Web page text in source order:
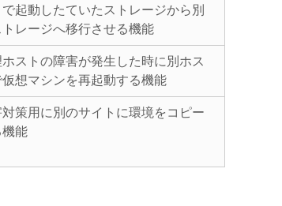
起動したていたストレージから別
レージへ移行させる機能
ストの障害が発生した時に別ホス
仮想マシンを再起動する機能
対策用に別のサイトに環境をコピー
能